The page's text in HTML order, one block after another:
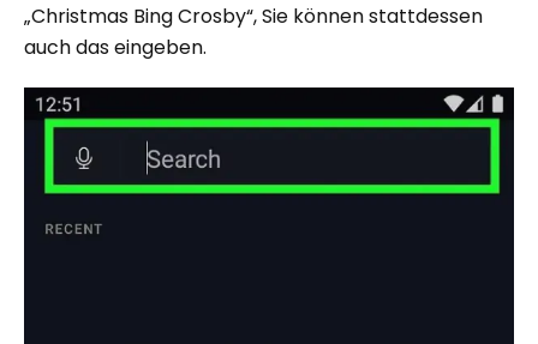
„Christmas Bing Crosby“, Sie können stattdessen
auch das eingeben.